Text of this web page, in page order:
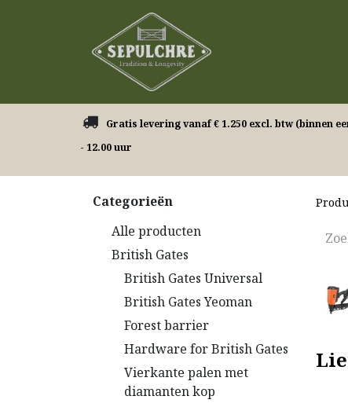
Gratis levering vanaf € 1.250 excl. btw (binnen
- 12.00 uur
Categorieën
Alle producten
British Gates
British Gates Universal
British Gates Yeoman
Forest barrier
Hardware for British Gates
Vierkante palen met
diamanten kop